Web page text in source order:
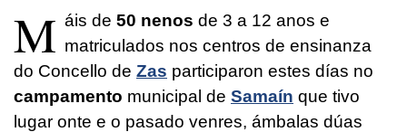
M áis de 50 nenos de 3 a 12 anos e
matriculados nos centros de ensinanza
do Concello de Zas participaron estes días no
campamento municipal de Samaín que tivo
lugar onte e o pasado venres, ámbalas dúas